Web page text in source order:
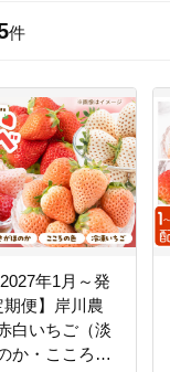
件
年1月～発
便】岸川農
白いちご（淡
か・こころの